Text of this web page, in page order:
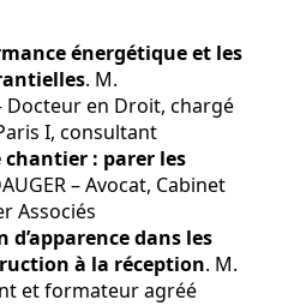
énergétique et les
. M.
Docteur en Droit, chargé
I, consultant
chantier : parer les
– Avocat, Cabinet
Associés
d’apparence dans les
à la réception. M.
et formateur agréé